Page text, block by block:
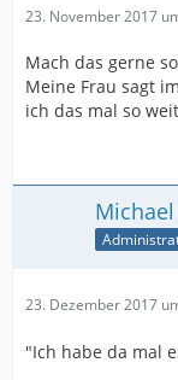
23. November 2017
Mach das gerne
Meine Frau sagt
ich das mal so
23. Dezember 2017
"Ich habe da mal